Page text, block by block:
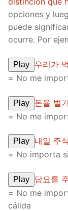
opciones y
puede
ocurre. Por
Play
우리가
= No me
Play
돈을 벌
= No me
Play
내일 주
= No importa
Play
담요를
= No me
cálida